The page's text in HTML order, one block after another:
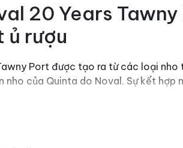
20 Years
ủ rượu
Port được tạo ra từ các loại
nho của Quinta do Noval. Sự kết
Quá trình ủ lâu dài này cũng mang
20 Years Tawny Port mang lại